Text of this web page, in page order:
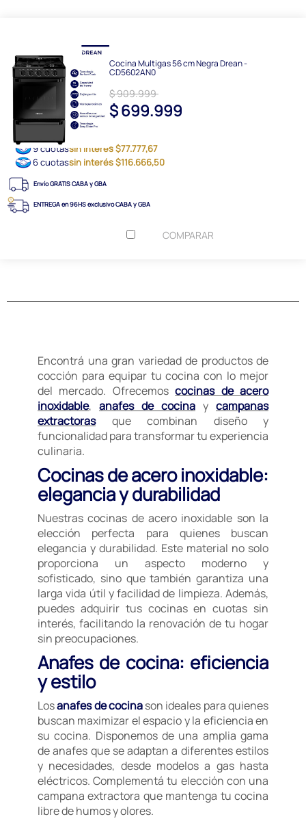
Cocina Multigas 56 cm Negra Drean -
CD5602AN0
$ 909.999
$ 699.999
9 cuotassin interés $77.777,67
6 cuotassin interés $116.666,50
Envío GRATIS CABA y GBA
ENTREGA en 96HS exclusivo CABA y GBA
COMPARAR
Encontrá una gran variedad de productos de
cocción para equipar tu cocina con lo mejor
del mercado. Ofrecemoscocinas de acero
inoxidable, anafes de cocina y campanas
extractorasque combinan diseño y
funcionalidad para transformar tu experiencia
culinaria.
Cocinas de acero inoxidable:
elegancia y durabilidad
Nuestras cocinas de acero inoxidable son la
elección perfecta para quienes buscan
elegancia y durabilidad. Este material no solo
proporciona un aspecto moderno y
sofisticado, sino que también garantiza una
larga vida útil y facilidad de limpieza. Además,
puedes adquirir tus cocinas en cuotas sin
interés, facilitando la renovación de tu hogar
sin preocupaciones.
Anafes de cocina: eficiencia
y estilo
Losanafes de cocinason ideales para quienes
buscan maximizar el espacio y la eficiencia en
su cocina. Disponemos de una amplia gama
de anafes que se adaptan a diferentes estilos
y necesidades, desde modelos a gas hasta
eléctricos. Complementá tu elección con una
campana extractora que mantenga tu cocina
libre de humos y olores.